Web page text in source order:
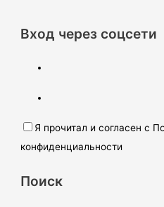
Вход через соцсети
Я прочитал и согласен с
конфиденциальности
Поиск